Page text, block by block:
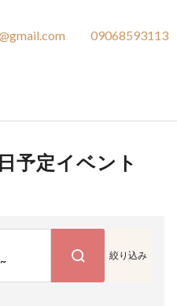
09068593113
予定イベント
~ 絞り込み